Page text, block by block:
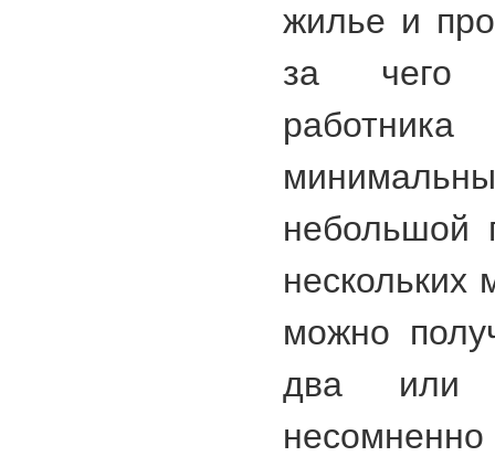
жилье и
за чего
небольшой
нескольких
можно
два или